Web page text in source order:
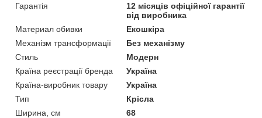
Гарантія
12 місяців офіційної гарантії
від виробника
Материал обивки
Екошкіра
Механізм трансформації
Без механізму
Стиль
Модерн
Країна реєстрації бренда
Україна
Країна-виробник товару
Україна
Тип
Крісла
Ширина, см
68